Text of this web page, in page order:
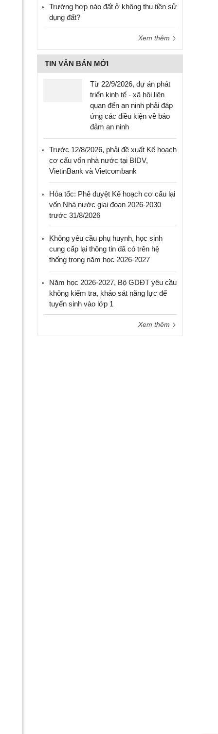
Trường hợp nào đất ở không thu tiền sử
dụng đất?
Xem thêm
TIN VĂN BẢN MỚI
Từ 22/9/2026, dự án phát
triển kinh tế - xã hội liên
quan đến an ninh phải đáp
ứng các điều kiện về bảo
đảm an ninh
Trước 12/8/2026, phải đề xuất Kế hoạch
cơ cấu vốn nhà nước tại BIDV,
VietinBank và Vietcombank
Hỏa tốc: Phê duyệt Kế hoạch cơ cấu lại
vốn Nhà nước giai đoạn 2026-2030
trước 31/8/2026
Không yêu cầu phụ huynh, học sinh
cung cấp lại thông tin đã có trên hệ
thống trong năm học 2026-2027
Năm học 2026-2027, Bộ GDĐT yêu cầu
không kiểm tra, khảo sát năng lực để
tuyển sinh vào lớp 1
Xem thêm